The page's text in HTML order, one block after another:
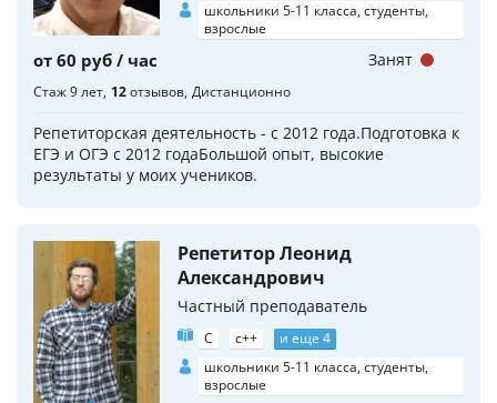
школьники 5-11 класса, студенты,
взрослые
от 60 руб / час
Стаж 9 лет 12отзывов Дистанционно
Репетиторская деятельность - с 2012 года.Подготовка к
ЕГЭ и ОГЭ с 2012 годаБольшой опыт, высокие
результаты у моих учеников.
Занят
Репетитор Леонид
Александрович
Частный преподаватель
C c++
и еще 4
школьники 5-11 класса, студенты,
взрослые